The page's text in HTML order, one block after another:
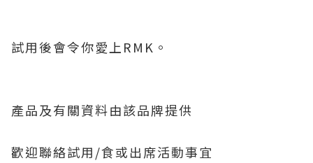
試用後會令你愛上RMK。
產品及有關資料由該品牌提供
歡迎聯絡試用/食或出席活動事宜